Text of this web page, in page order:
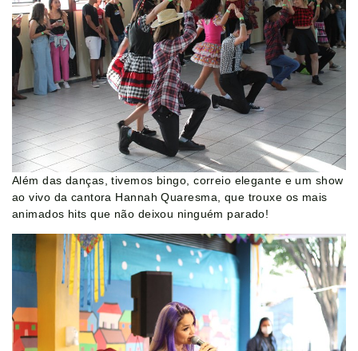
Além das danças, tivemos bingo, correio elegante e um show
ao vivo da cantora Hannah Quaresma, que trouxe os mais
animados hits que não deixou ninguém parado!